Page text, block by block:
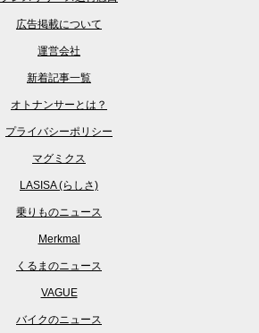
広告掲載について
運営会社
新着記事一覧
オトナンサーとは？
プライバシーポリシー
マグミクス
LASISA (らしさ)
乗りものニュース
Merkmal
くるまのニュース
VAGUE
バイクのニュース